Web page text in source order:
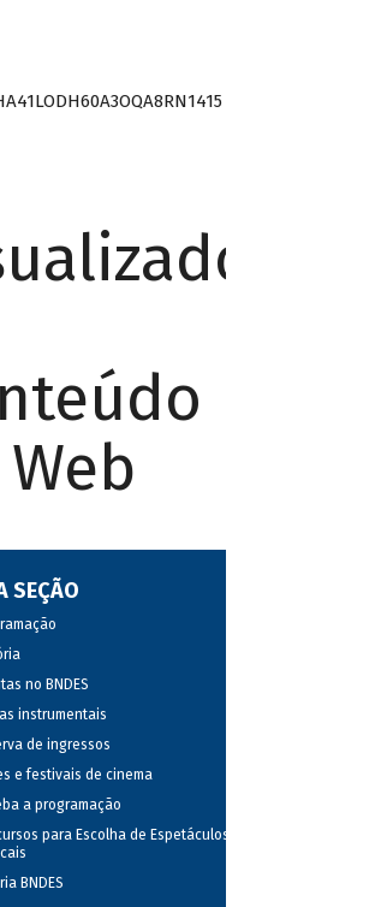
SEÇÃO
no BNDES
instrumentais
de ingressos
e festivais de cinema
a programação
para Escolha de Espetáculos
BNDES